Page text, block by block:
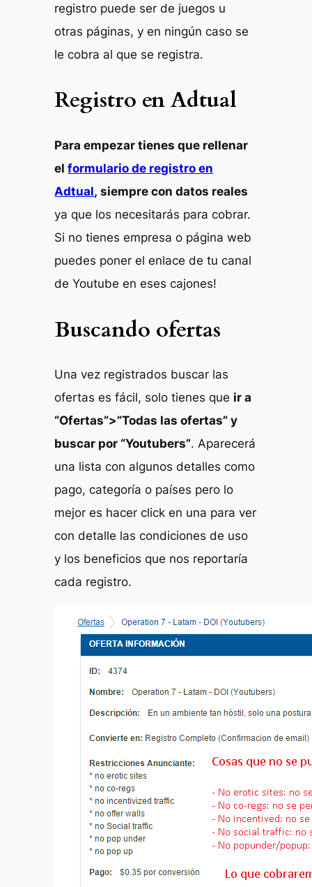
registro puede ser de juegos u
otras páginas, y en ningún caso se
le cobra al que se registra.
Registro en Adtual
Para empezar tienes que rellenar
elformulario de registro en
Adtual, siempre con datos reales
ya que los necesitarás para cobrar.
Si no tienes empresa o página web
puedes poner el enlace de tu canal
de Youtube en eses cajones!
Buscando ofertas
Una vez registrados buscar las
ofertas es fácil, solo tienes que ir a
“Ofertas”>”Todas las ofertas” y
buscar por “Youtubers”. Aparecerá
una lista con algunos detalles como
pago, categoría o países pero lo
mejor es hacer click en una para ver
con detalle las condiciones de uso
y los beneficios que nos reportaría
cada registro.